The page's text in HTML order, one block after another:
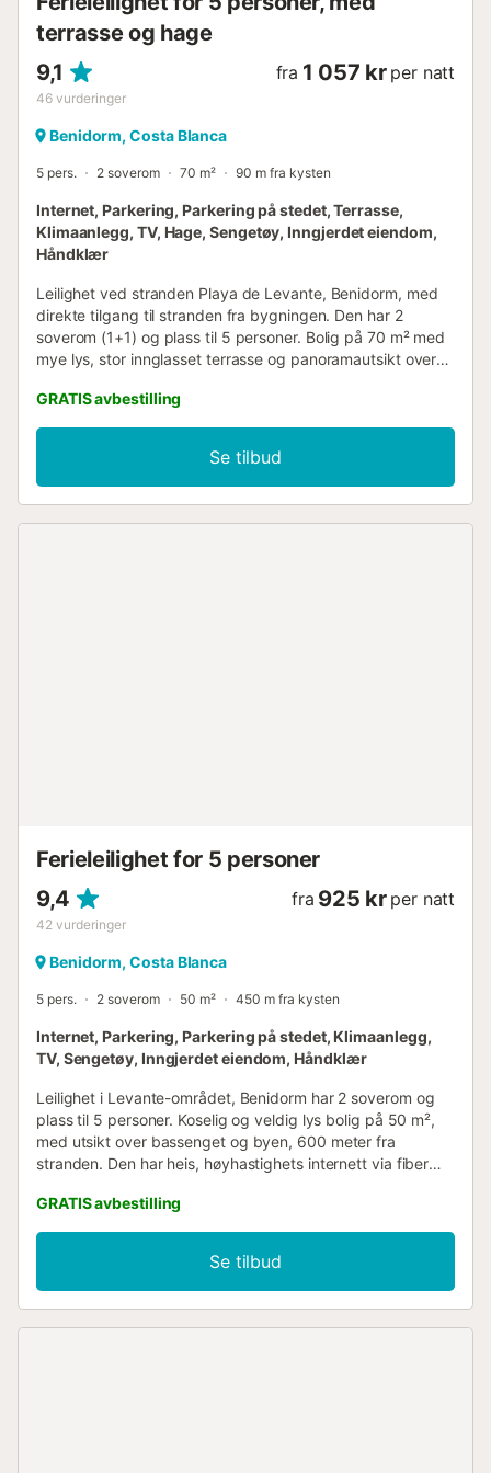
km fra togst...
terrasse og hage
9,1
46 vurderinger
fra 1 057 kr per natt
Benidorm, Costa Blanca
5 pers. 2 soverom 70 m² 90 m fra kysten
Internet, Parkering, Parkering på stedet, Terrasse,
Klimaanlegg, TV, Hage, Sengetøy, Inngjerdet eiendom,
Håndklær
Leilighet ved stranden Playa de Levante, Benidorm, med
direkte tilgang til stranden fra bygningen. Den har 2
soverom (1+1) og plass til 5 personer. Bolig på 70 m² med
mye lys, stor innglasset terrasse og panoramautsikt over
internett via fiber (wifi), klimaanlegg,
varmepumpeoppvarming, felles svømmebasseng som er
åpent sesongmessig (01/06-30/09), overbygd parkering i
samme felles bygning, 1 takvifte, 1 TV, strykejern. Det
uavhengige keramiske komfyret er utstyrt med kjøleskap,
GRATIS avbestilling
Se tilbud
Ferieleilighet for 5 personer
9,4
42 vurderinger
fra 925 kr per natt
Benidorm, Costa Blanca
5 pers. 2 soverom 50 m² 450 m fra kysten
Internet, Parkering, Parkering på stedet, Klimaanlegg,
TV, Sengetøy, Inngjerdet eiendom, Håndklær
Leilighet i Levante-området, Benidorm har 2 soverom og
plass til 5 personer. Koselig og veldig lys bolig på 50 m²,
med utsikt over bassenget og byen, 600 meter fra
stranden. Den har heis, høyhastighets internett via fiber
felles/barnebasseng i sesong, utendørs parkering i samme
bygning (avhengig av tilgjengelighet ved ankomst), 3 TV-
er, Smart TV, strykejern. Det amerikanske
induksjonskjøkkenet er utstyrt med kjøleskap,
mikrobølgeovn, fryser, vaskemaskintørketrommel,
GRATIS avbestilling
Se tilbud